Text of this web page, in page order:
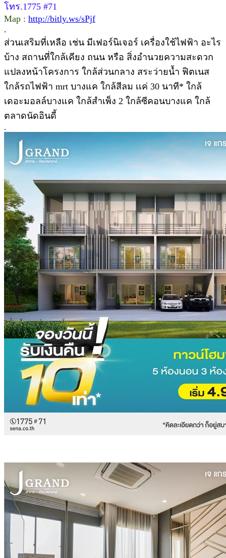
โทร.1775 #71
Map : http://bitly.ws/sPjf
.
ส่วนเสริมที่เหลือ เช่น มีเฟอร์นิเจอร์ เครื่องใช้ไฟฟ้า อะไร
บ้าง สถานที่ใกล้เคียง ถนน หรือ สิ่งอำนวยความสะดวก
แปลงหน้าโครงการ ใกล้ส่วนกลาง สระว่ายน้ำ ฟิตเนส
ใกล้รถไฟฟ้า mrt บางแค ใกล้สีลม เเค่ 30 นาที* ใกล้
เดอะมอลล์บางแค ใกล้สำเพ็ง 2 ใกล้ซีคอนบางแค ใกล้
ตลาดนัดอินดี้
.